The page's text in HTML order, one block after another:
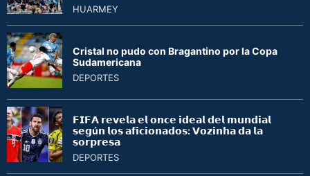
HUARMEY
Cristal no pudo con Bragantino por la Copa
Sudamericana
DEPORTES
𝗙𝗜𝗙𝗔 𝗿𝗲𝘃𝗲𝗹𝗮 𝗲𝗹 𝗼𝗻𝗰𝗲 𝗶𝗱𝗲𝗮𝗹 𝗱𝗲𝗹 𝗺𝘂𝗻𝗱𝗶𝗮𝗹
𝘀𝗲𝗴ú𝗻 𝗹𝗼𝘀 𝗮𝗳𝗶𝗰𝗶𝗼𝗻𝗮𝗱𝗼𝘀: 𝗩𝗼𝘇𝗶𝗻𝗵𝗮 𝗱𝗮 𝗹𝗮
𝘀𝗼𝗿𝗽𝗿𝗲𝘀𝗮
DEPORTES